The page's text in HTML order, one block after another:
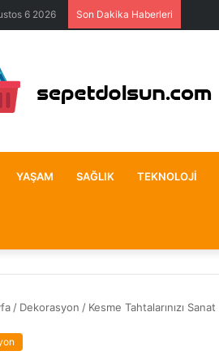
6 2026 Son Dakika Haberleri
YAŞAM SAĞLIK TEKNOLOJI
/ Dekorasyon / Kesme Tahtalarınızı